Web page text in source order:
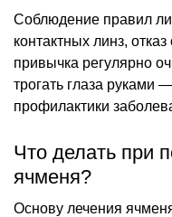
Соблюдение правил
контактных линз,
привычка регулярно
трогать глаза руками
профилактики
Что делать при
ячменя?
Основу лечения